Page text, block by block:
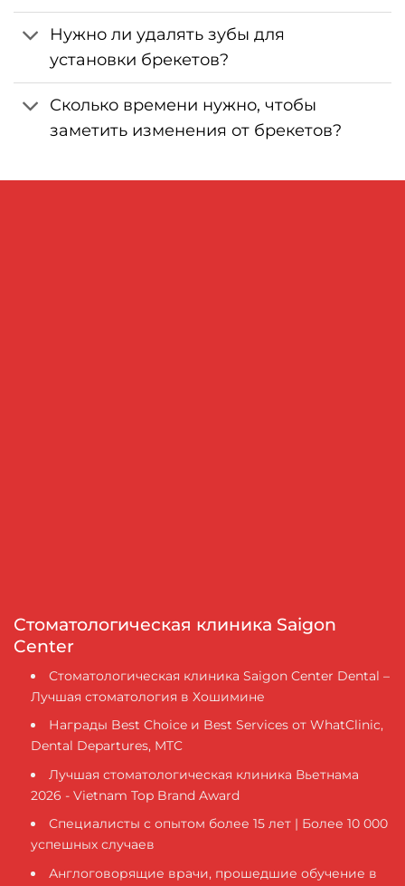
Нужно ли удалять зубы для
установки брекетов?
Сколько времени нужно, чтобы
заметить изменения от брекетов?
Стоматологическая клиника Saigon
Center
Стоматологическая клиника Saigon Center Dental –
Лучшая стоматология в Хошимине
Награды Best Choice и Best Services от WhatClinic,
Dental Departures, MTC
Лучшая стоматологическая клиника Вьетнама
2026 - Vietnam Top Brand Award
Специалисты с опытом более 15 лет | Более 10 000
успешных случаев
Англоговорящие врачи, прошедшие обучение в